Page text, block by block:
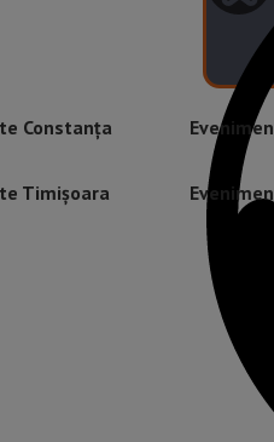
Constanța
Timișoara